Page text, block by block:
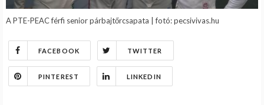
A PTE-PEAC férfi senior párbajtőrcsapata | fotó: pecsivivas.hu
FACEBOOK TWITTER
PINTEREST LINKEDIN